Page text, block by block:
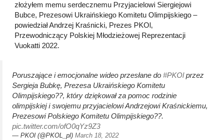
złożyłem memu serdecznemu Przyjacielowi Siergiejowi
Bubce, Prezesowi Ukraińskiego Komitetu Olimpijskiego –
powiedział Andrzej Kraśnicki, Prezes PKOl,
Przewodniczący Polskiej Młodzieżowej Reprezentacji
Vuokatti 2022.
Poruszające i emocjonalne wideo przesłane do #PKOlprzez
Sergieja Bubkę, Prezesa Ukraińskiego Komitetu
Olimpijskiego??, który dziękował za pomoc rodzinie
olimpijskiej i swojemu przyjacielowi Andrzejowi Kraśnickiemu,
Prezesowi Polskiego Komitetu Olimpijskiego??.
pic.twitter.com/ofO0qYz9Z3
— PKOl (@PKOL_pl) March 18, 2022